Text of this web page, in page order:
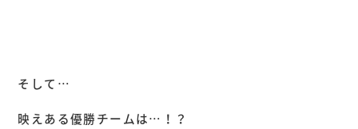
そして…
映えある優勝チームは…！？